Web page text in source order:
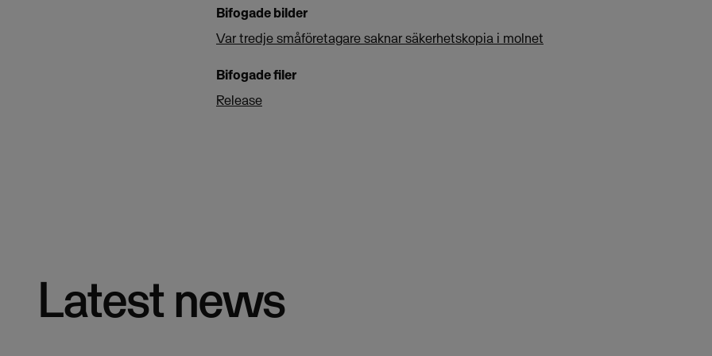
Bifogade bilder
Var tredje småföretagare saknar säkerhetskopia i molnet
Bifogade filer
Release
Latest news